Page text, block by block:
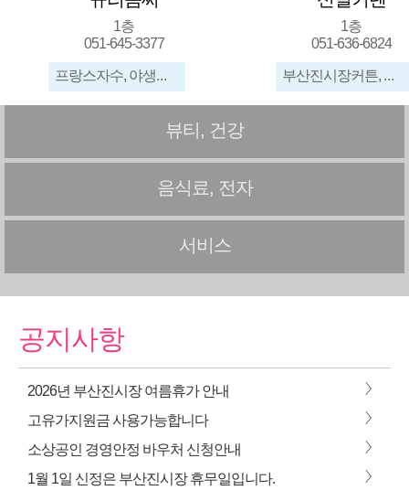
1층
051-645-3377
프랑스자수, 야생화자수
1층
051-636-6824
부산진시장커튼, 부산진시장블라인드, 진시장커튼, 진시장블라인드, 부산커튼, 부산블라인드, 진시장암막커...
뷰티, 건강
음식료, 전자
서비스
공지사항
2026년 부산진시장 여름휴가 안내 >
고유가지원금 사용가능합니다 >
소상공인 경영안정 바우처 신청안내 >
1월 1일 신정은 부산진시장 휴무일입니다. >